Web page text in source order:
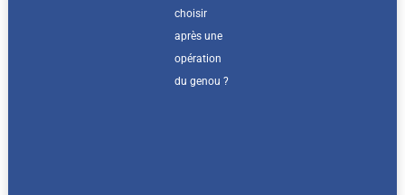
choisir
après une
opération
du genou ?